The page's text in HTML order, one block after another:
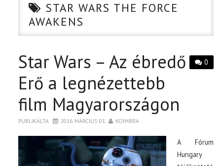
CIKK
STAR WARS THE FORCE
AWAKENS
0
Star Wars – Az ébredő
Erő a legnézettebb
film Magyarországon
PUBLIKÁLTA 2016. MÁRCIUS 01. KOIMBRA
A Fórum
Hungary